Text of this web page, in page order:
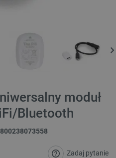
moduł
Bluetooth
Zadaj pytanie